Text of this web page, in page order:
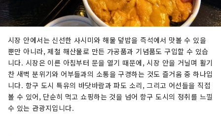
시장 안에서는 신선한 사시미와 해물 덮밥을 즉석에서 맛볼 수 있을
뿐만 아니라, 제철 해산물로 만든 가공품과 기념품도 구입할 수 있습
니다. 시장은 이른 아침부터 문을 열기 때문에, 시장 안을 거닐며 활기
찬 새벽 분위기와 어부들과의 소통을 구경하는 것도 즐거움 중 하나입
니다. 항구 도시 특유의 바닷바람과 파도 소리, 그리고 어선들을 직접
볼 수 있어, 단순히 먹고 쇼핑하는 것을 넘어 항구 도시의 정취를 느낄
수 있는 관광지입니다.